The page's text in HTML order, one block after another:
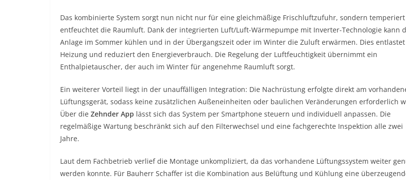
Das kombinierte System sorgt nun nicht nur für eine gleichmäßige Frischluftzufuhr, sondern
entfeuchtet die Raumluft. Dank der integrierten Luft/Luft-Wärmepumpe mit Inverter-Technologie kann
Anlage im Sommer kühlen und in der Übergangszeit oder im Winter die Zuluft erwärmen. Dies
Heizung und reduziert den Energieverbrauch. Die Regelung der Luftfeuchtigkeit übernimmt ein
Enthalpietauscher, der auch im Winter für angenehme Raumluft sorgt.
Ein weiterer Vorteil liegt in der unauffälligen Integration: Die Nachrüstung erfolgte direkt am
Lüftungsgerät, sodass keine zusätzlichen Außeneinheiten oder baulichen Veränderungen erforderlich
Über die Zehnder App lässt sich das System per Smartphone steuern und individuell anpassen. Die
regelmäßige Wartung beschränkt sich auf den Filterwechsel und eine fachgerechte Inspektion alle zwei
Jahre.
Laut dem Fachbetrieb verlief die Montage unkompliziert, da das vorhandene Lüftungssystem weiter
werden konnte. Für Bauherr Schaffer ist die Kombination aus Belüftung und Kühlung eine